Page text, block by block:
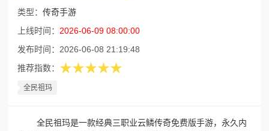
类型： 传奇手游
上线时间： 2026-06-09 08:00:00
发布时间： 2026-06-08 21:19:48
推荐指数： ★★★★★
全民祖玛
全民祖玛是一款经典三职业云鳞传奇免费版手游，永久内